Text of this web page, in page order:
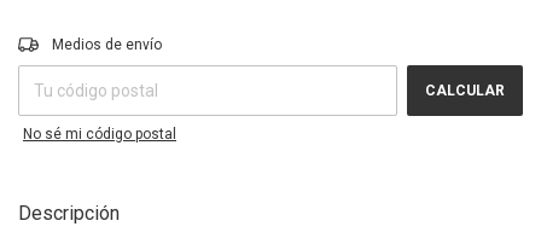
Entregas para el CP:
Medios de envío
CALCULAR
No sé mi código postal
Descripción